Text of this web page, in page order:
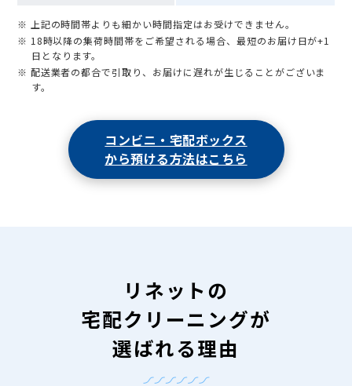
※ 上記の時間帯よりも細かい時間指定はお受けできません。
※ 18時以降の集荷時間帯をご希望される場合、最短のお届け日が+1
日となります。
※ 配送業者の都合で引取り、お届けに遅れが生じることがございま
す。
コンビニ・宅配ボックス
から預ける方法はこちら
リネットの
宅配クリーニングが
選ばれる理由